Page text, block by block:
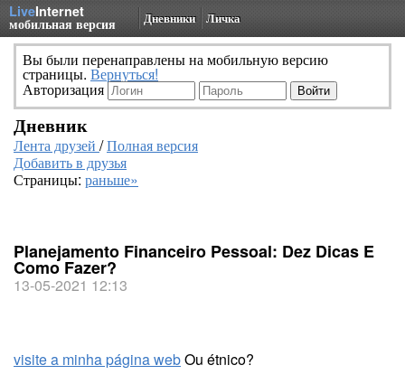
LiveInternet
мобильная версия Дневники Личка
Вы были перенаправлены на мобильную версию
страницы. Вернуться!
Авторизация
Дневник
Лента друзей /Полная версия
Добавить в друзья
Страницы: раньше»
Planejamento Financeiro Pessoal: Dez Dicas E
Como Fazer?
13-05-2021 12:13
visite a minha página webOu étnico?